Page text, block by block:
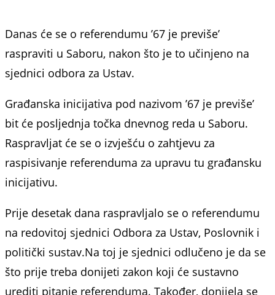
Danas će se o referendumu ’67 je previše’
raspraviti u Saboru, nakon što je to učinjeno na
sjednici odbora za Ustav.
Građanska inicijativa pod nazivom ’67 je previše’
bit će posljednja točka dnevnog reda u Saboru.
Raspravljat će se o izvješću o zahtjevu za
raspisivanje referenduma za upravu tu građansku
inicijativu.
Prije desetak dana raspravljalo se o referendumu
na redovitoj sjednici Odbora za Ustav, Poslovnik i
politički sustav.Na toj je sjednici odlučeno je da se
što prije treba donijeti zakon koji će sustavno
urediti pitanje referenduma. Također, donijela se